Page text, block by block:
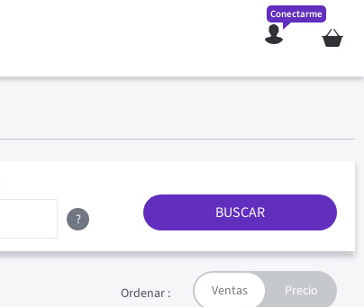
Mi cesta
Conectarme
?
BUSCAR
Ordenar :